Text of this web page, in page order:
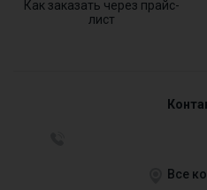
Как заказать через прайс-
лист
Все